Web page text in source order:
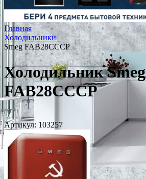
Главная
Холодильники
Smeg FAB28CCCP
Холодильник Smeg
FAB28CCCP
Артикул: 103257